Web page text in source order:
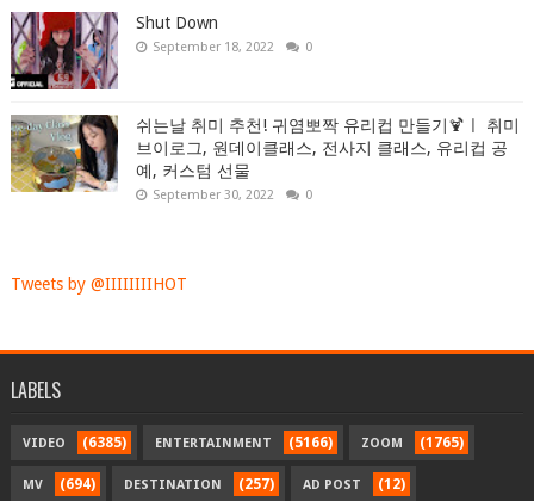
Shut Down
September 18, 2022 0
쉬는날 취미 추천! 귀염뽀짝 유리컵 만들기🍹ㅣ 취미
브이로그, 원데이클래스, 전사지 클래스, 유리컵 공
예, 커스텀 선물
September 30, 2022 0
Tweets by @IIIIIIIIHOT
LABELS
VIDEO (6385) ENTERTAINMENT (5166) ZOOM (1765)
MV (694) DESTINATION (257) AD POST (12)